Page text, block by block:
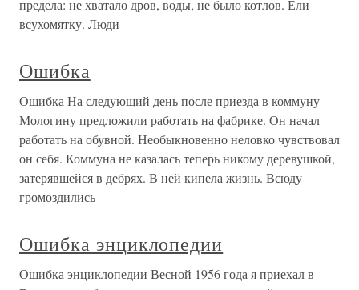
предела: не хватало дров, воды, не было котлов. Ели
всухомятку. Люди
Ошибка
Ошибка На следующий день после приезда в коммуну
Мологину предложили работать на фабрике. Он начал
работать на обувной. Необыкновенно неловко чувствовал
он себя. Коммуна не казалась теперь никому деревушкой,
затерявшейся в дебрях. В ней кипела жизнь. Всюду
громоздились
Ошибка энциклопедии
Ошибка энциклопедии Весной 1956 года я приехал в